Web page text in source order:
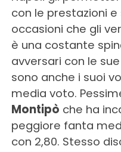
con le prestazioni
occasioni che gli
è una costante
avversari con le
sono anche i suoi
media voto.
Montipò che ha
peggiore fanta
con 2,80. Stesso